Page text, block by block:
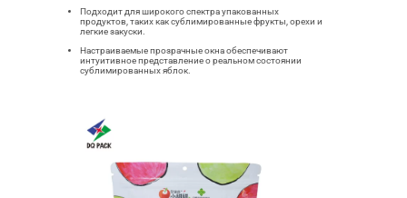
Подходит для широкого спектра упакованных
продуктов, таких как сублимированные фрукты, орехи и
легкие закуски.
Настраиваемые прозрачные окна обеспечивают
интуитивное представление о реальном состоянии
сублимированных яблок.